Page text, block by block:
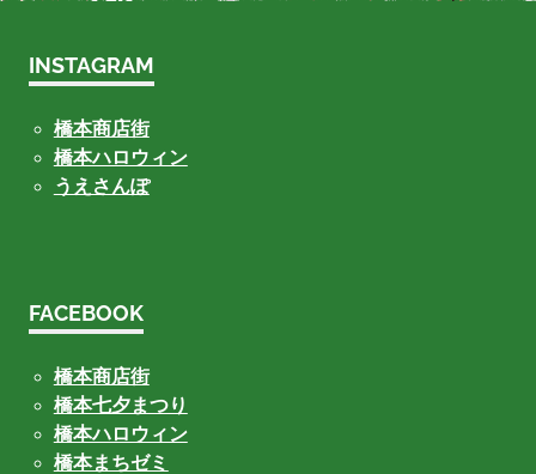
INSTAGRAM
橋本商店街
橋本ハロウィン
うえさんぽ
FACEBOOK
橋本商店街
橋本七夕まつり
橋本ハロウィン
橋本まちゼミ